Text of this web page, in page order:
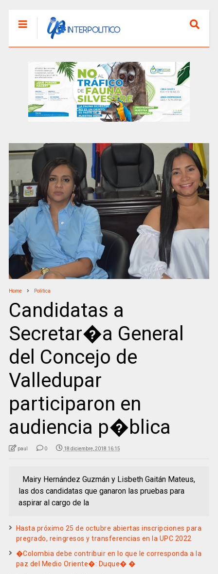
Home Politica
Candidatas a
Secretar�a General
del Concejo de
Valledupar
participaron en
audiencia p�blica
paul 0 18 diciembre, 2018 16:15
Mairy Hernández Guzmán y Lisbeth Gaitán Mateus,
las dos candidatas que ganaron las pruebas para
aspirar al cargo de la
Hasta próximo 25 de octubre abiertas inscripciones para
pregrado, reingresos y transferencias en la UPC 2022
�Colombia debe contribuir en lo que le corresponda a la
paz del Medio Oriente�: Duque� �